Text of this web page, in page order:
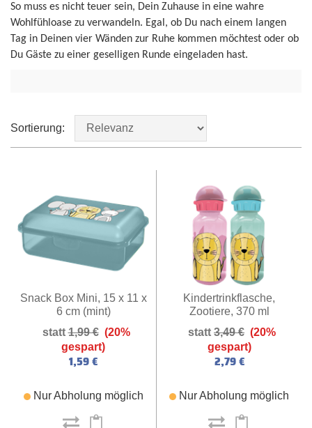
So muss es nicht teuer sein, Dein Zuhause in eine wahre
Wohlfühloase zu verwandeln. Egal, ob Du nach einem langen
Tag in Deinen vier Wänden zur Ruhe kommen möchtest oder ob
Du Gäste zu einer geselligen Runde eingeladen hast.
Sortierung:
Snack Box Mini, 15 x 11 x
6 cm (mint)
1,99 € (20%
gespart)
1,59 €
Nur Abholung möglich
Kindertrinkflasche,
Zootiere, 370 ml
3,49 € (20%
gespart)
2,79 €
Nur Abholung möglich